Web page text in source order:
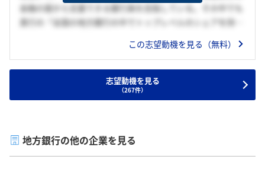
金融の面から支援できる銀行員を目指している。その中でも
貴行の「全国の地方銀行の中でトップレベルのシェアを持
ビスを通じて幅広いソリューションでお客様のニーズに答え
行を志望し、自身の強みを活かして福岡の活性化に寄与した
この志望動機を見る（無料）
志望動機を見る
（267件）
地方銀行の他の企業を見る